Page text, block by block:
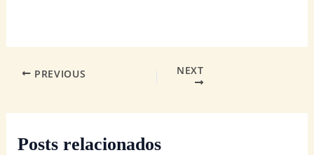
PREVIOUS NEXT
Posts relacionados